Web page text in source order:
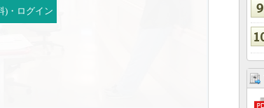
)・ログイン